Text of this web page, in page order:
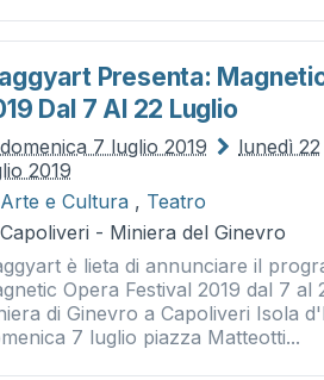
Presenta:
Dal 7 Al 22 Luglio
domenica 7 luglio 2019
lunedì 22
2019
Arte e Cultura , Teatro
Capoliveri - Miniera del Ginevro
è lieta di annunciare il
Opera Festival 2019 dal 7 al
di Ginevro a Capoliveri Isola
7 luglio piazza Matteotti...